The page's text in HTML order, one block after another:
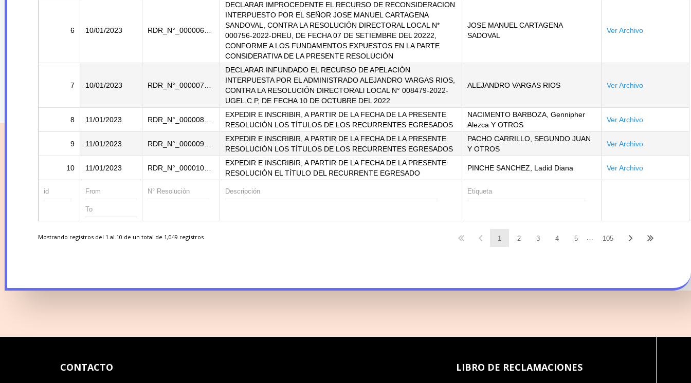
6 10/01/2023
DECLARAR IMPROCEDENTE EL RECURSO DE RECONSIDERACION
INTERPUESTO POR EL SEÑOR JOSE MANUEL CARTAGENA
SANDOVAL, CONTRA LA RESOLUCIÓN DIRECTORAL LOCAL N*
000756-2022-DREU, DE FECHA 07 DE SETIEMBRE DEL 20222,
CONFORME A LOS FUNDAMENTOS EXPUESTOS EN LA PARTE
CONSIDERATIVA DE LA PRESENTE RESOLUCIÓN
JOSE MANUEL CARTAGENA
SADOVAL
Ver Archivo
7 10/01/2023
DECLARAR INFUNDADO EL RECURSO DE APELACIÓN
INTERPUESTA POR EL ADMINISTRADO ALEJANDRO VARGAS RIOS,
CONTRA LA RESOLUCIÓN DIRECTORALl LOCAL N° 008479-2022-
UGEL.C.P, DE FECHA 10 DE OCTUBRE DEL 2022
ALEJANDRO VARGAS RIOS Ver Archivo
8 11/01/2023
EXPEDIR E INSCRIBIR, A PARTIR DE LA FECHA DE LA PRESENTE
RESOLUCIÓN LOS TÍTULOS DE LOS RECURRENTES EGRESADOS
NACIMENTO BARBOZA, Gennipher
Alezca Y OTROS
Ver Archivo
9 11/01/2023
EXPEDIR E INSCRIBIR, A PARTIR DE LA FECHA DE LA PRESENTE
RESOLUCIÓN LOS TÍTULOS DE LOS RECURRENTES EGRESADOS
PACHO CARRILLO, SEGUNDO JUAN
Y OTROS
Ver Archivo
10 11/01/2023
EXPEDIR E INSCRIBIR, A PARTIR DE LA FECHA DE LA PRESENTE
RESOLUCIÓN EL TÍTULO DEL RECURRENTE EGRESADO
PINCHE SANCHEZ, Ladid Diana Ver Archivo
Mostrando registros del 1 al 10 de un total de 1,049 registros 1 2 3 4 5 105
CONTACTO LIBRO DE RECLAMACIONES